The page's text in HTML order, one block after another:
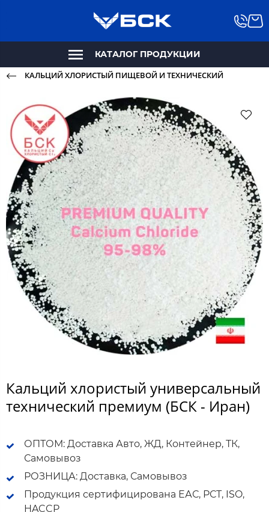
КАТАЛОГ ПРОДУКЦИИ
КАЛЬЦИЙ ХЛОРИСТЫЙ ПИЩЕВОЙ И ТЕХНИЧЕСКИЙ
Кальций хлористый универсальный
технический премиум (БСК - Иран)
ОПТОМ: Доставка Авто, ЖД, Контейнер, ТК,
Самовывоз
РОЗНИЦА: Доставка, Самовывоз
Продукция сертифицирована ЕАС, РСТ, ISO,
HACCP